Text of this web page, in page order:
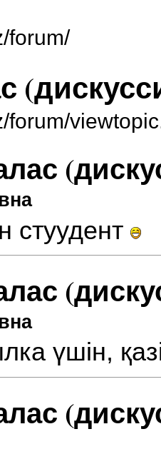
forum/
forum/
стуудент
үшін,